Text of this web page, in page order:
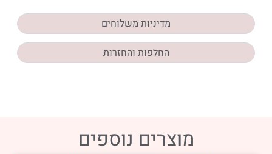
מדיניות משלוחים
החלפות והחזרות
מוצרים נוספים